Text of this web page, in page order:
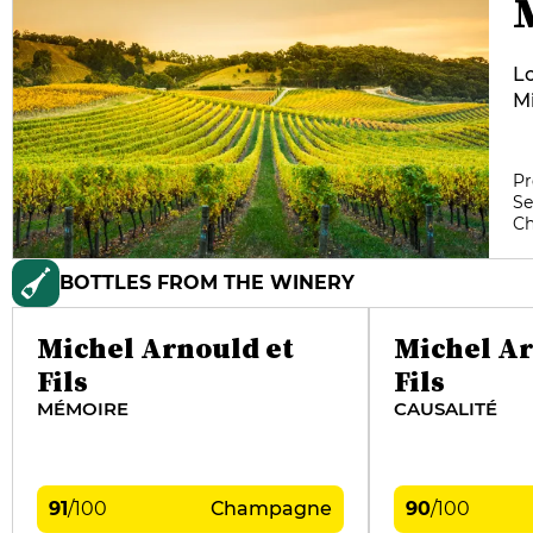
BOTTLES FROM THE WINERY
Michel Arnould et
Fils
MÉMOIRE
91/100 Champagne
Michel
Fils
CAUSALITÉ
90/100